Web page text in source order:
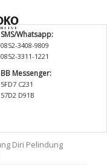
SMS/Whatsapp:
0852-3408-9809
0852-3311-1221
BB Messenger:
5FD7 C231
57D2 D91B
Diri Pelindung